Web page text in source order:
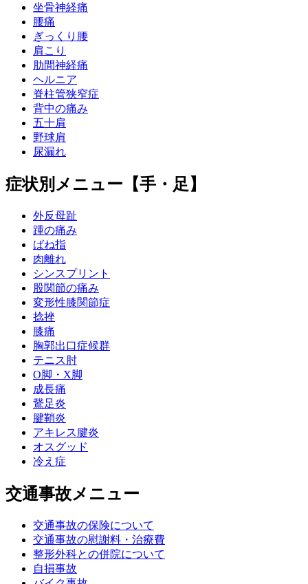
坐骨神経痛
腰痛
ぎっくり腰
肩こり
肋間神経痛
ヘルニア
脊柱管狭窄症
背中の痛み
五十肩
野球肩
尿漏れ
症状別メニュー【手・足】
外反母趾
踵の痛み
ばね指
肉離れ
シンスプリント
股関節の痛み
変形性膝関節症
捻挫
膝痛
胸郭出口症候群
テニス肘
О脚・X脚
成長痛
鵞足炎
腱鞘炎
アキレス腱炎
オスグッド
冷え症
交通事故メニュー
交通事故の保険について
交通事故の慰謝料・治療費
整形外科との併院について
自損事故